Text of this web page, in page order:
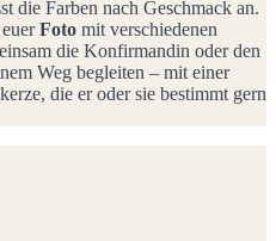
die Farben nach Geschmack an.
Foto mit verschiedenen
die Konfirmandin oder den
Weg begleiten – mit einer
die er oder sie bestimmt gern